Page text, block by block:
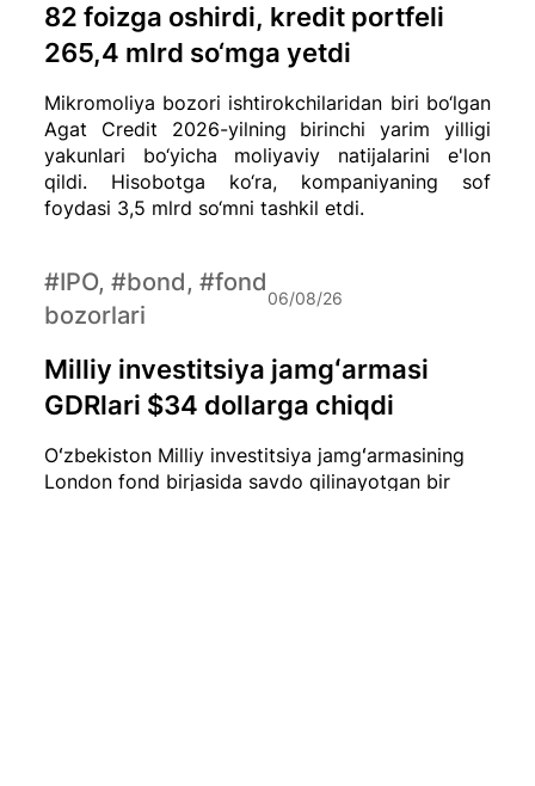
Mikromoliya bozori ishtirokchilaridan biri bo‘lgan
Agat Credit 2026-yilning birinchi yarim yilligi
yakunlari bo‘yicha moliyaviy natijalarini e'lon
qildi. Hisobotga ko‘ra, kompaniyaning sof
foydasi 3,5 mlrd so‘mni tashkil etdi.
82 foizga oshirdi, kredit portfeli
265,4 mlrd so‘mga yetdi
Oʻzbekiston Milliy investitsiya jamgʻarmasining
London fond birjasida savdo qilinayotgan bir
Milliy investitsiya jamgʻarmasi
GDRlari $34 dollarga chiqdi
#IPO, #bond, #fond
bozorlari
06/08/26